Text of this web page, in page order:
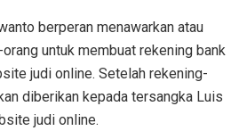
berperan menawarkan atau
untuk membuat rekening bank
judi online. Setelah rekening-
diberikan kepada tersangka Luis
judi online.